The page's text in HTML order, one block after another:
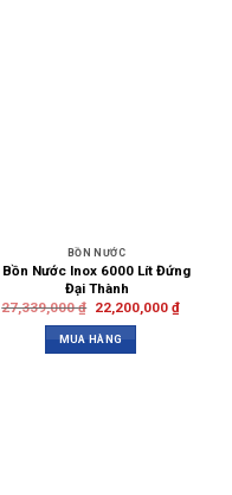
BỒN NƯỚC
Bồn Nước Inox 6000 Lít Đứng
Đại Thành
27,339,000₫ 22,200,000 ₫
MUA HÀNG